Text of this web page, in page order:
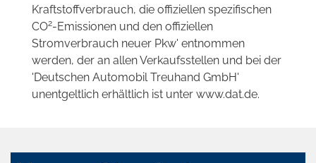
Kraftstoffverbrauch, die offiziellen spezifischen
CO2-Emissionen und den offiziellen
Stromverbrauch neuer Pkw' entnommen
werden, der an allen Verkaufsstellen und bei der
'Deutschen Automobil Treuhand GmbH'
unentgeltlich erhältlich ist unter www.dat.de.